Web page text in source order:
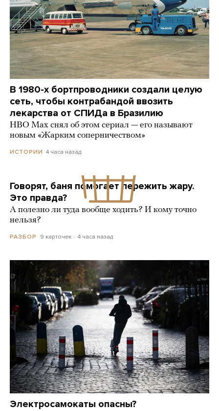
В 1980-х бортпроводники создали целую
сеть, чтобы контрабандой ввозить
лекарства от СПИДа в Бразилию
HBO Max снял об этом сериал — его называют
новым «Жарким соперничеством»
ИСТОРИИ 4 часа назад
Говорят, баня помогает пережить жару.
Это правда?
А полезно ли туда вообще ходить? И кому точно
нельзя?
РАЗБОР 9 карточек 4 часа назад
Электросамокаты опасны?